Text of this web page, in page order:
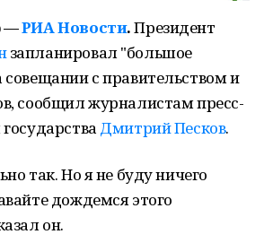
—РИА Новости.Президент
запланировал "большое
с правительством и
сообщил журналистам пресс-
Дмитрий Песков.
так. Но я не буду ничего
дождемся этого
он.